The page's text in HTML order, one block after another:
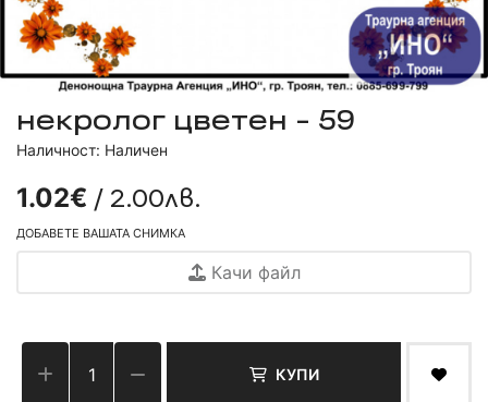
некролог цветен - 59
Наличност: Наличен
1.02€ / 2.00лв.
ДОБАВЕТЕ ВАШАТА СНИМКА
Качи файл
КУПИ